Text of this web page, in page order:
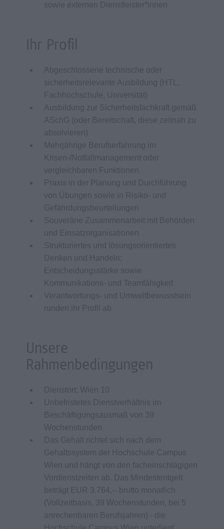
sowie externen Dienstleister*innen
Ihr Profil
Abgeschlossene technische oder
sicherheitsrelevante Ausbildung (HTL,
Fachhochschule, Universität)
Ausbildung zur Sicherheitsfachkraft gemäß
ASchG (oder Bereitschaft, diese zeitnah zu
absolvieren)
Mehrjährige Berufserfahrung im
Krisen-/Notfallmanagement oder
vergleichbaren Funktionen
Praxis in der Planung und Durchführung
von Übungen sowie in Risiko- und
Gefährdungsbeurteilungen
Souveräne Zusammenarbeit mit Behörden
und Einsatzorganisationen
Strukturiertes und lösungsorientiertes
Denken und Handeln;
Entscheidungsstärke sowie
Kommunikations- und Teamfähigkeit
Verantwortungs- und Umweltbewusstsein
runden ihr Profil ab
Unsere
Rahmenbedingungen
Dienstort: Wien 10
Unbefristetes Dienstverhältnis im
Beschäftigungsausmaß von 39
Wochenstunden
Das Gehalt richtet sich nach dem
Gehaltssystem der Hochschule Campus
Wien und hängt von den facheinschlägigen
Vordienstzeiten ab. Das Mindestentgelt
beträgt EUR 3.764,-- brutto monatlich
(Vollzeitbasis, 39 Wochenstunden, bei 5
anrechenbaren Berufsjahren) - die